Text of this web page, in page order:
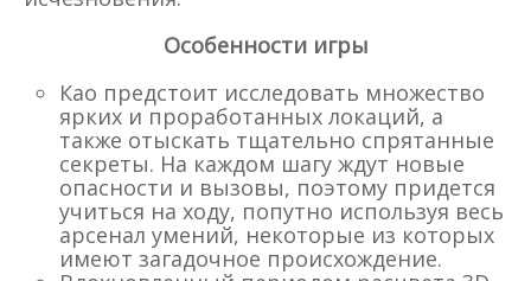
Особенности игры
Као предстоит исследовать множество
ярких и проработанных локаций, а
также отыскать тщательно спрятанные
секреты. На каждом шагу ждут новые
опасности и вызовы, поэтому придется
учиться на ходу, попутно используя весь
арсенал умений, некоторые из которых
имеют загадочное происхождение.